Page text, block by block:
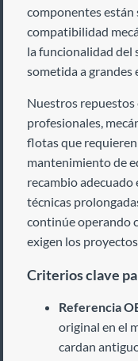
componentes están
compatibilidad
la funcionalidad del
sometida a grandes
Nuestros
profesionales,
flotas que
mantenimiento de
recambio
técnicas
continúe operando
exigen los
Criterios clave
Referencia
original en el
cardan